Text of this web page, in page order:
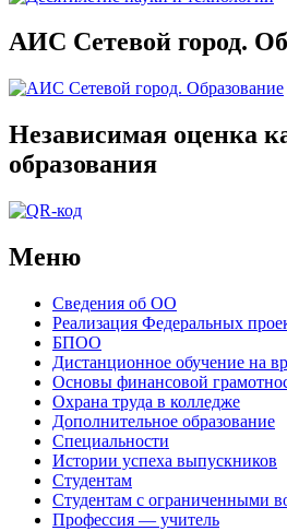
АИС Сетевой город.
Независимая оценка
образования
Меню
Сведения об ОО
Реализация Федеральных
БПОО
Дистанционное обучение на
Основы финансовой
Охрана труда в колледже
Дополнительное образование
Специальности
Истории успеха выпускников
Студентам
Студентам с ограниченными
Профессия — учитель